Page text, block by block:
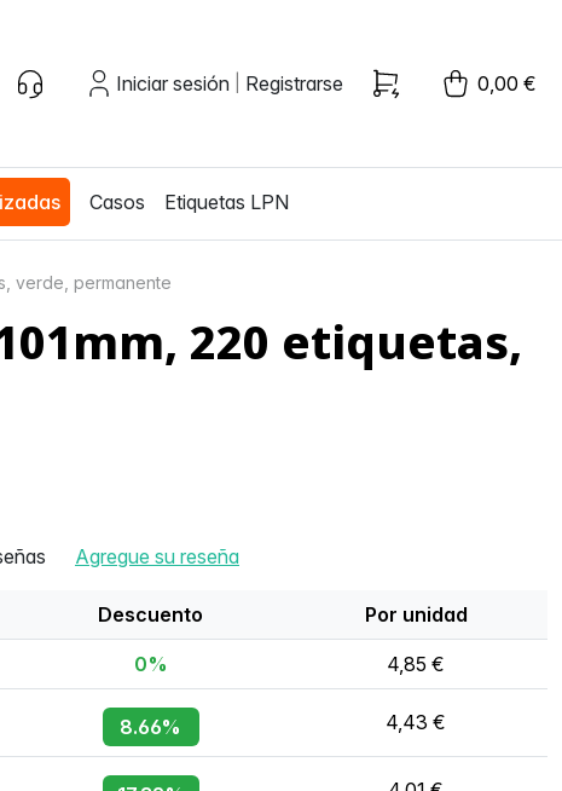
Iniciar sesión Registrarse 0,00 €
Casos Etiquetas LPN
verde, permanente
220 etiquetas,
Agregue su reseña
Descuento Por unidad
0% 4,85 €
8.66% 4,43 €